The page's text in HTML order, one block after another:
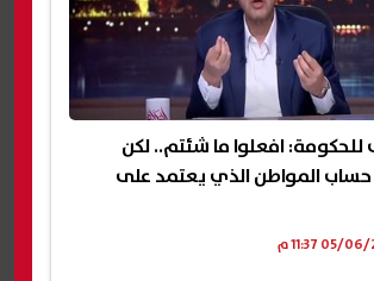
للحكومة: افعلوا ما شئتم.. لكن
المواطن الذي يعتمد على